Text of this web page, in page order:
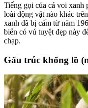
Tiếng gọi của cá voi xanh
loài động vật nào khác
xanh đã bị cấm từ năm
biển có vú tuyệt đẹp này
chạp.
Gấu trúc khổng lồ